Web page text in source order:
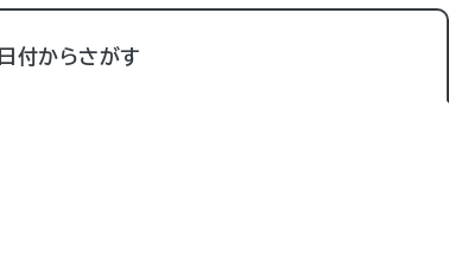
日付からさがす